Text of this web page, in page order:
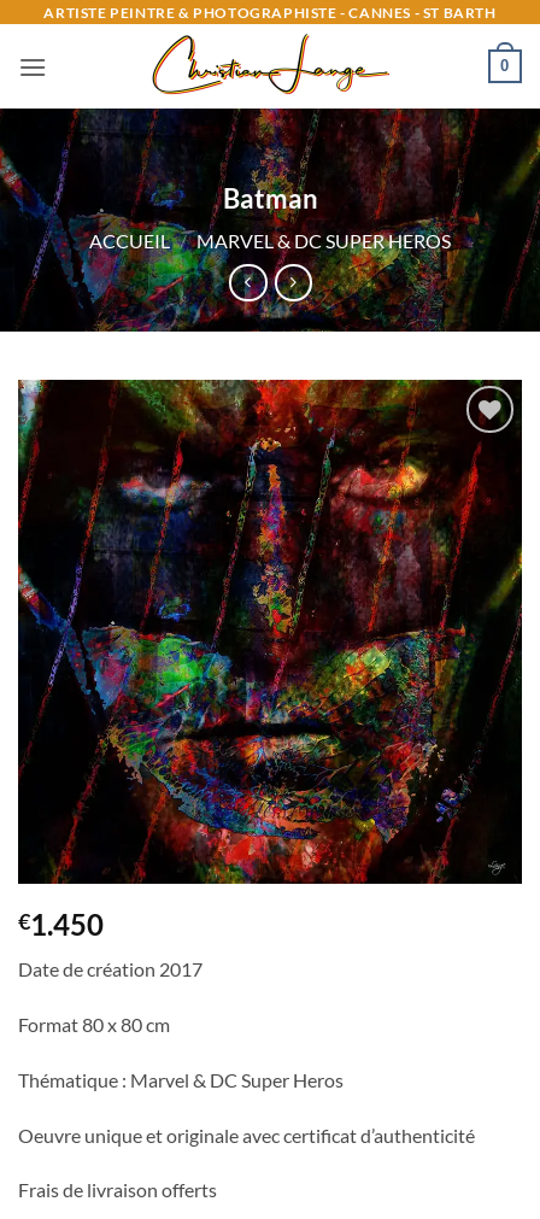
Passer
contenu
ARTISTE PEINTRE & PHOTOGRAPHISTE - CANNES - ST BARTH
0
Batman
ACCUEIL / MARVEL & DC SUPER HEROS
Ajouter
à la
liste
d’envies
€1.450
Date de création 2017
Format 80 x 80 cm
Thématique : Marvel & DC Super Heros
Oeuvre unique et originale avec certificat d’authenticité
Frais de livraison offerts